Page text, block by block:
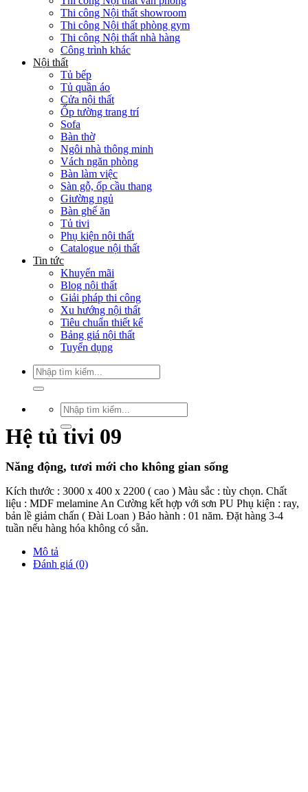
Thi công Nội thất showroom
Thi công Nội thất phòng gym
Thi công Nội thất nhà hàng
Công trình khác
Nội thất
Tủ bếp
Tủ quần áo
Cửa nội thất
Ốp tường trang trí
Sofa
Bàn thờ
Ngôi nhà thông minh
Vách ngăn phòng
Bàn làm việc
Sàn gỗ, ốp cầu thang
Giường ngủ
Bàn ghế ăn
Tủ tivi
Phụ kiện nội thất
Catalogue nội thất
Tin tức
Khuyến mãi
Blog nội thất
Giải pháp thi công
Xu hướng nội thất
Tiêu chuẩn thiết kế
Bảng giá nội thất
Tuyển dụng
Tìm
kiếm:
Tìm
kiếm:
Hệ tủ tivi 09
Năng động, tươi mới cho không gian sống
Kích thước : 3000 x 400 x 2200 ( cao ) Màu sắc : tùy chọn. Chất
liệu : MDF melamine An Cường kết hợp với sơn PU Phụ kiện : ray,
bản lề giảm chấn ( Đài Loan ) Bảo hành : 01 năm. Đặt hàng 3-4
tuần nếu hàng hóa không có sẵn.
Mô tả
Đánh giá (0)